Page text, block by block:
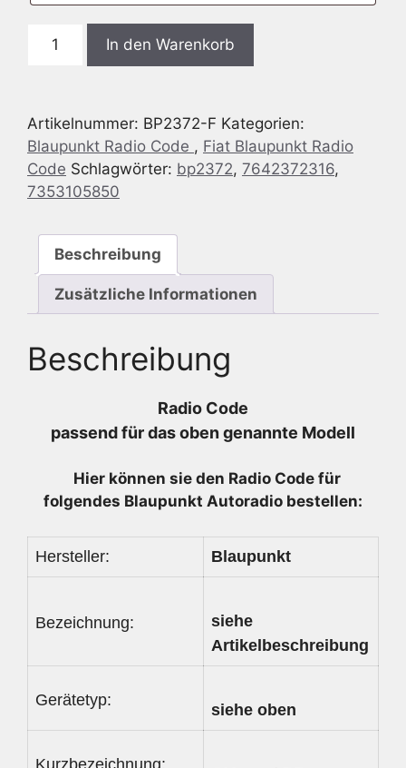
Blaupunkt
-
Fiat
186
CD
7642372316
-
In den Warenkorb
Artikelnummer: BP2372-F Kategorien:
Blaupunkt Radio Code , Fiat Blaupunkt Radio
Code Schlagwörter: bp2372, 7642372316,
7353105850
Beschreibung
Zusätzliche Informationen
Beschreibung
Radio Code
passend für das oben genannte Modell
Hier können sie den Radio Code für
folgendes Blaupunkt Autoradio bestellen:
Hersteller: Blaupunkt
Bezeichnung:
siehe
Artikelbeschreibung
Gerätetyp:
siehe oben
Kurzbezeichnung: